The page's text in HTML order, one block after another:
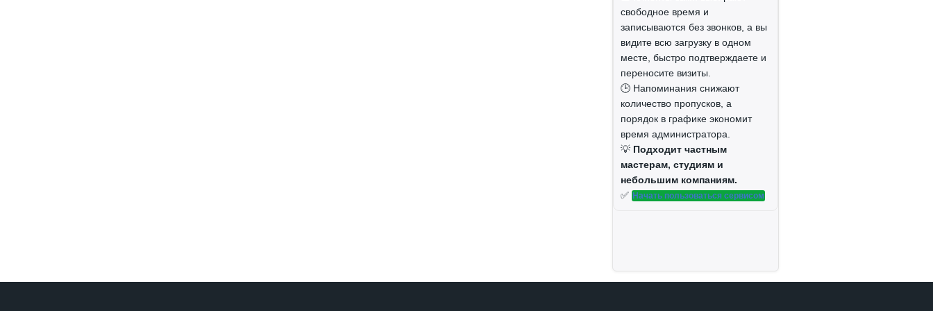
свободное время и
записываются без звонков, а вы
видите всю загрузку в одном
месте, быстро подтверждаете и
переносите визиты.
🕒 Напоминания снижают
количество пропусков, а
порядок в графике экономит
время администратора.
💡 Подходит частным
мастерам, студиям и
небольшим компаниям.
✅ Начать пользоваться сервисом